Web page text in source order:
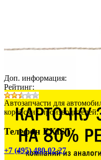
Доп. информация:
Рейтинг:
Автозапчасти для
корейских производителей.
Телефон EXIST:
+7 (495) 480-02-27